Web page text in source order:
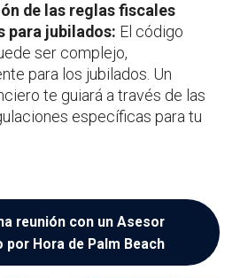
de las reglas fiscales
para jubilados: El código
ser complejo,
para los jubilados. Un
te guiará a través de las
específicas para tu
reunión con un Asesor
por Hora de Palm Beach